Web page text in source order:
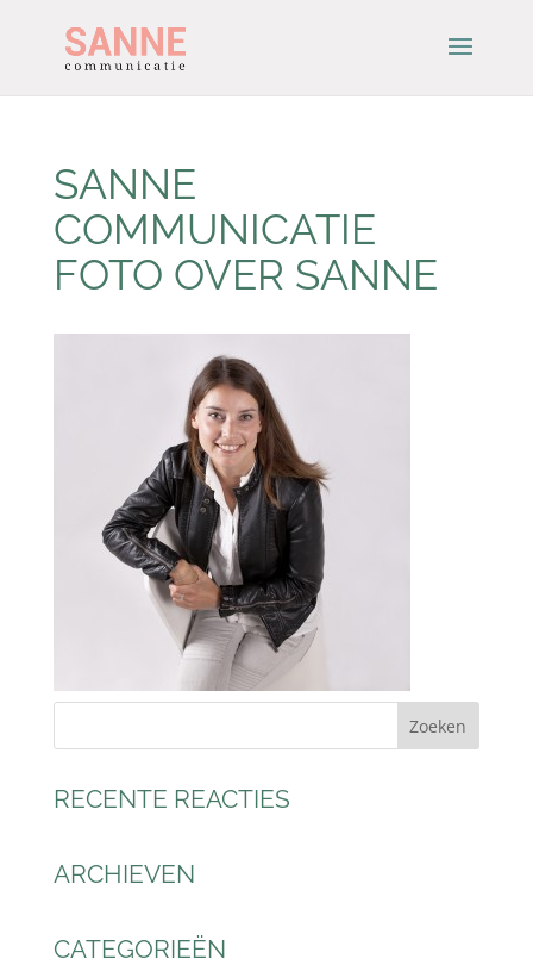
SANNE
COMMUNICATIE
FOTO OVER SANNE
RECENTE REACTIES
ARCHIEVEN
CATEGORIEËN